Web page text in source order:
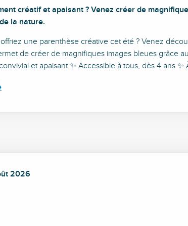
créatif et apaisant ? Venez créer de
la nature.
une parenthèse créative cet été ? Venez
de créer de magnifiques images bleues grâce
et apaisant ✨ Accessible à tous, dès 4 ans
au12 août 2026
2026